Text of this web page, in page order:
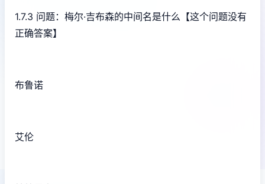
1.7.3 问题：梅尔·吉布森的中间名是什么【这个问题没有
正确答案】
布鲁诺
艾伦